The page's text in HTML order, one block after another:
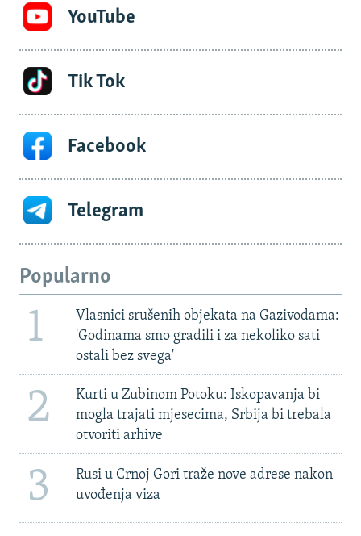
YouTube
Tik Tok
Facebook
Telegram
Popularno
1
Vlasnici srušenih objekata na Gazivodama:
'Godinama smo gradili i za nekoliko sati
ostali bez svega'
2
Kurti u Zubinom Potoku: Iskopavanja bi
mogla trajati mjesecima, Srbija bi trebala
otvoriti arhive
3
Rusi u Crnoj Gori traže nove adrese nakon
uvođenja viza